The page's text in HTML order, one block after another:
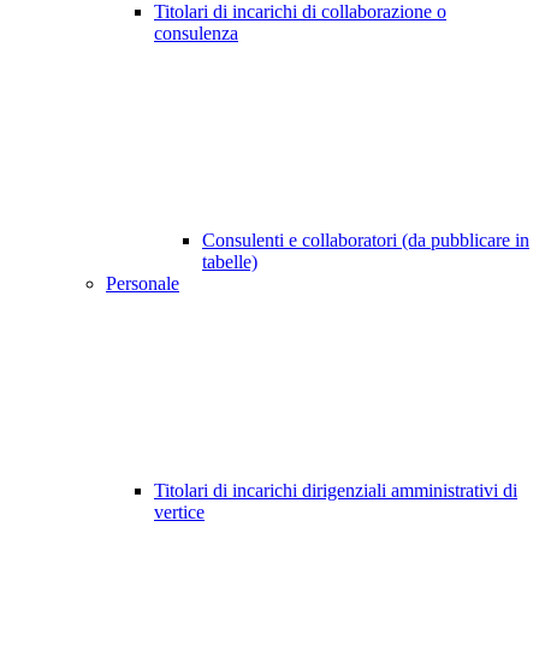
Titolari di incarichi di collaborazione o
consulenza
Consulenti e collaboratori (da pubblicare in
tabelle)
Personale
Titolari di incarichi dirigenziali amministrativi di
vertice